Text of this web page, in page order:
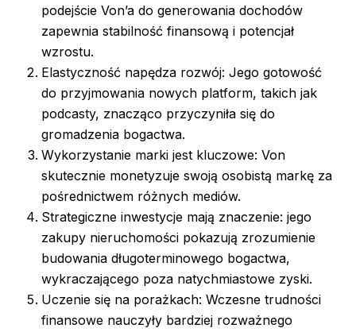
podejście Von’a do generowania dochodów
zapewnia stabilność finansową i potencjał
wzrostu.
Elastyczność napędza rozwój: Jego gotowość
do przyjmowania nowych platform, takich jak
podcasty, znacząco przyczyniła się do
gromadzenia bogactwa.
Wykorzystanie marki jest kluczowe: Von
skutecznie monetyzuje swoją osobistą markę za
pośrednictwem różnych mediów.
Strategiczne inwestycje mają znaczenie: jego
zakupy nieruchomości pokazują zrozumienie
budowania długoterminowego bogactwa,
wykraczającego poza natychmiastowe zyski.
Uczenie się na porażkach: Wczesne trudności
finansowe nauczyły bardziej rozważnego